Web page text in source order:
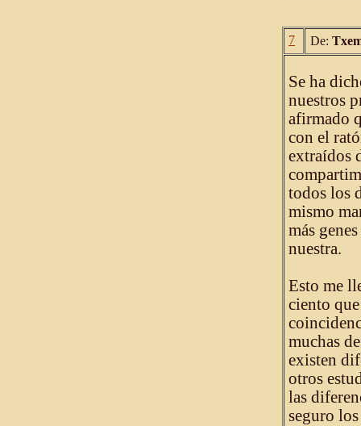
7 De:
Se ha
nuestros
afirmado
con el
extraídos
todos los
mismo
más
nuestra.
Esto me
ciento
muchas
existen
otros
las
seguro